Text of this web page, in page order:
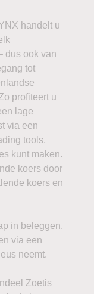
handelt u
dus ook van
tot
profiteert u
lage
via een
tools,
kunt maken.
koers door
koers en
in beleggen.
via een
neemt.
Zoetis